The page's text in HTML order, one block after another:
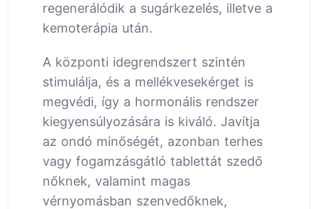
regenerálódik a sugárkezelés, illetve a
kemoterápia után.
A központi idegrendszert szintén
stimulálja, és a mellékvesekérget is
megvédi, így a hormonális rendszer
kiegyensúlyozására is kiváló. Javítja
az ondó minőségét, azonban terhes
vagy fogamzásgátló tablettát szedő
nőknek, valamint magas
vérnyomásban szenvedőknek,